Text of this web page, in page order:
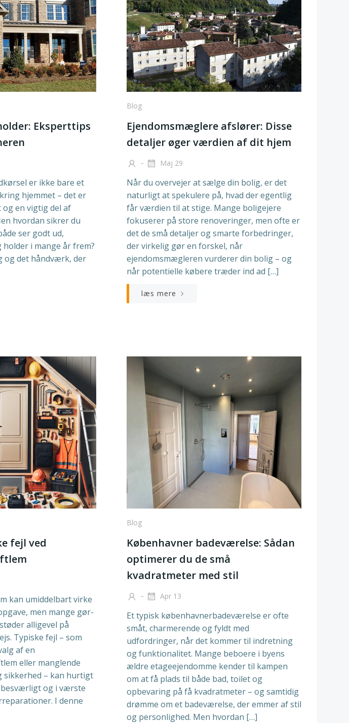
Eksperttips
er ikke bare et
hjemmet – det er
en vigtig del af
hvordan sikrer du
ser godt ud,
i mange år frem?
og det håndværk, der
Blog
Ejendomsmæglere afslører: Disse
detaljer øger værdien af dit hjem
- Maj 29
Når du overvejer at sælge din bolig, er det
naturligt at spekulere på, hvad der egentlig
får værdien til at stige. Mange boligejere
fokuserer på store renoveringer, men ofte er
det de små detaljer og smarte forbedringer,
der virkelig gør en forskel, når
ejendomsmægleren vurderer din bolig – og
når potentielle købere træder ind ad […]
læs mere
fejl ved
kan umiddelbart virke
men mange gør-
alligevel på
Typiske fejl – som
af en
eller manglende
sikkerhed – kan hurtigt
og i værste
I denne
Blog
Københavner badeværelse: Sådan
optimerer du de små
kvadratmeter med stil
- Apr 13
Et typisk københavnerbadeværelse er ofte
småt, charmerende og fyldt med
udfordringer, når det kommer til indretning
og funktionalitet. Mange beboere i byens
ældre etageejendomme kender til kampen
om at få plads til både bad, toilet og
opbevaring på få kvadratmeter – og samtidig
drømme om et badeværelse, der emmer af stil
og personlighed. Men hvordan […]